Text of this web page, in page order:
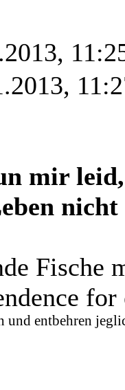
mir
nicht
Fische
for
und entbehren